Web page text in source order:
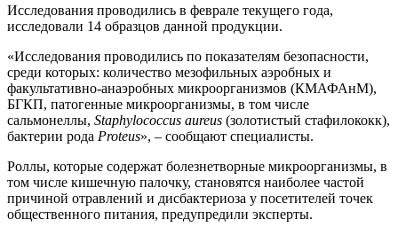
Исследования проводились в феврале текущего года,
исследовали 14 образцов данной продукции.
«Исследования проводились по показателям безопасности,
среди которых: количество мезофильных аэробных и
факультативно-анаэробных микроорганизмов (КМАФАнМ),
БГКП, патогенные микроорганизмы, в том числе
сальмонеллы, Staphylococcus aureus (золотистый стафилококк),
бактерии рода Proteus», – сообщают специалисты.
Роллы, которые содержат болезнетворные микроорганизмы, в
том числе кишечную палочку, становятся наиболее частой
причиной отравлений и дисбактериоза у посетителей точек
общественного питания, предупредили эксперты.